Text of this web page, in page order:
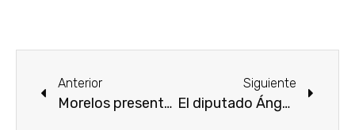
Anterior
Morelos presente en el Tianguis Turístico de México Acapulco 2022
Siguiente
El diputado Ángel Adame estrecha comunicación en Tianguis Turístico 2022